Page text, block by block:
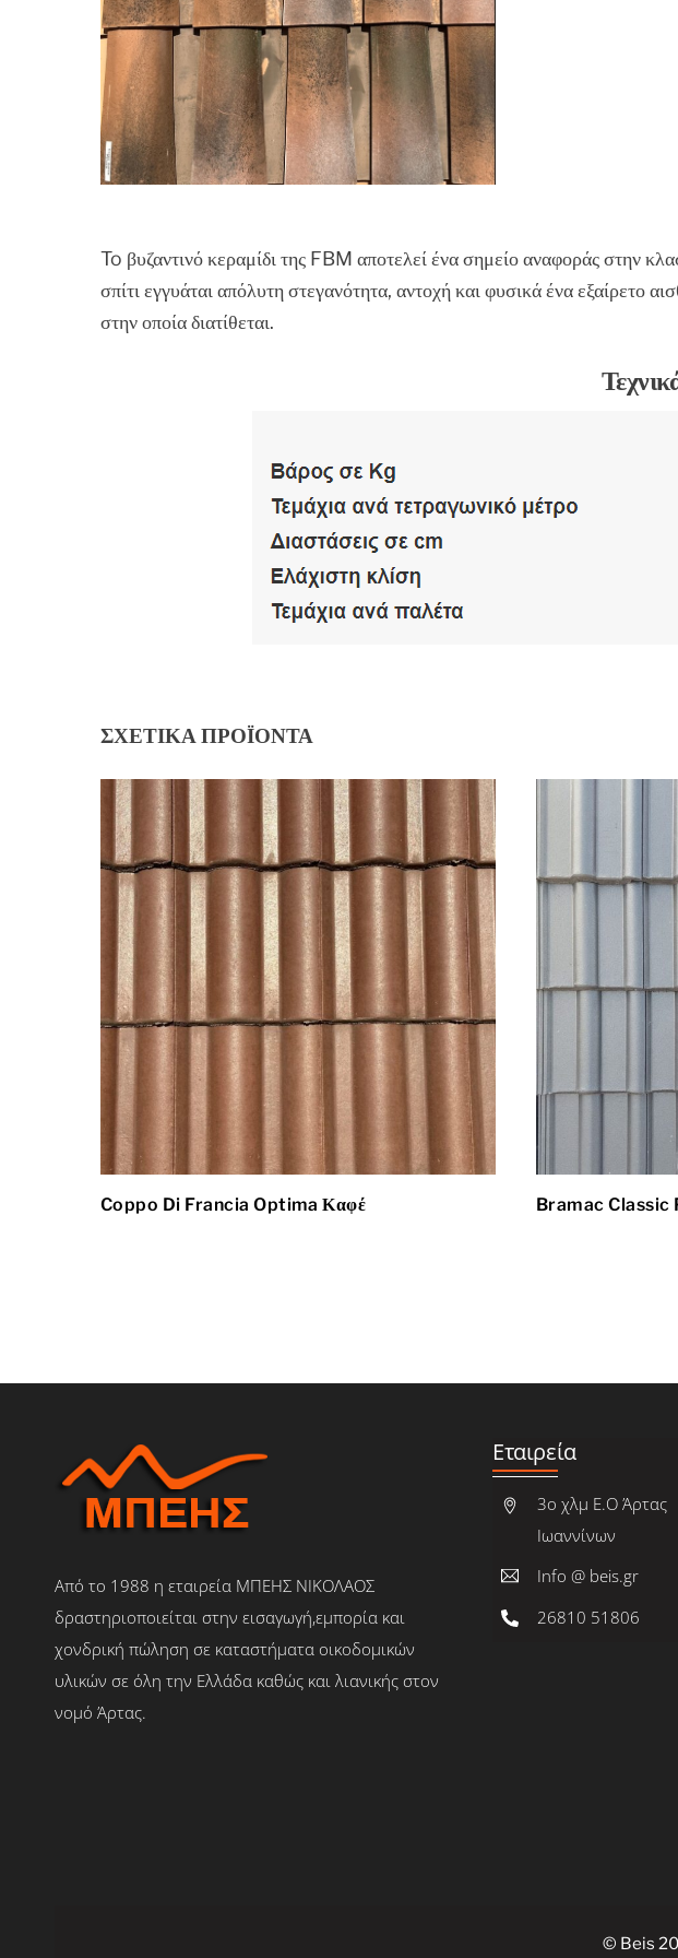
To βυζαντινό κεραμίδι της FBM αποτελεί ένα σημείο αναφοράς στην
σπίτι εγγυάται απόλυτη στεγανότητα, αντοχή και φυσικά ένα εξαίρετο
στην οποία διατίθεται.
ΣΧΕΤΙΚΆ ΠΡΟΪΌΝΤΑ
Coppo Di Francia Optima Καφέ Bramac Classic
Από το 1988 η εταιρεία ΜΠΕΗΣ ΝΙΚΟΛΑΟΣ
δραστηριοποιείται στην εισαγωγή,εμπορία και
χονδρική πώληση σε καταστήματα οικοδομικών
υλικών σε όλη την Ελλάδα καθώς και λιανικής στον
νομό Άρτας.
Εταιρεία
3ο χλμ Ε.Ο Άρτας
Ιωαννίνων
Info @ beis.gr
26810 51806
© Beis